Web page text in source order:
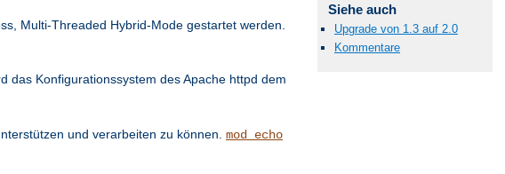
Siehe auch
Upgrade von 1.3 auf 2.0
Kommentare
Multi-Threaded Hybrid-Mode gestartet werden.
das Konfigurationssystem des Apache httpd dem
und verarbeiten zu können. mod_echo